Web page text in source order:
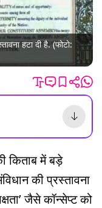
हटा दी है. (फोटो:
किताब में बड़े
की प्रस्तावना
जैसे कॉन्सेप्ट को